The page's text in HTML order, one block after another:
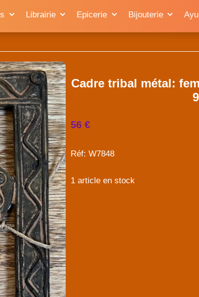
Librairie Epicerie Bijouterie
Cadre tribal métal:
56 €
Réf: W7848
1 article en stock